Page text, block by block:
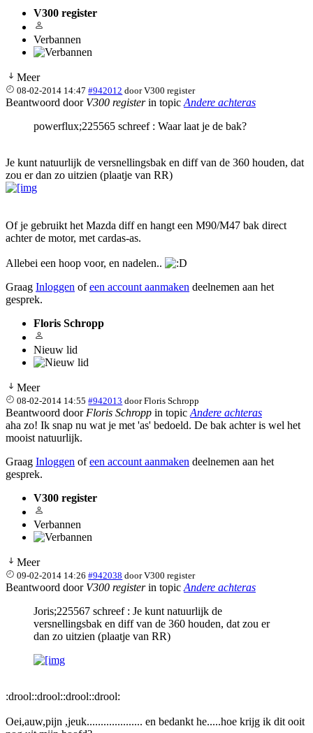
V300 register
Verbannen
Meer
08-02-2014 14:47 #942012 doorV300 register
Beantwoord door V300 registerin topic Andere achteras
powerflux;225565 schreef : Waar laat je de bak?
Je kunt natuurlijk de versnellingsbak en diff van de 360 houden, dat
zou er dan zo uitzien (plaatje van RR)
Of je gebruikt het Mazda diff en hangt een M90/M47 bak direct
achter de motor, met cardas-as.
Allebei een hoop voor, en nadelen..
Graag Inloggen ofeen account aanmaken deelnemen aan het
gesprek.
Floris Schropp
Nieuw lid
Meer
08-02-2014 14:55 #942013 doorFloris Schropp
Beantwoord door Floris Schropp in topic Andere achteras
aha zo! Ik snap nu wat je met 'as' bedoeld. De bak achter is wel het
mooist natuurlijk.
Graag Inloggen ofeen account aanmaken deelnemen aan het
gesprek.
V300 register
Verbannen
Meer
09-02-2014 14:26 #942038 doorV300 register
Beantwoord door V300 registerin topic Andere achteras
Joris;225567 schreef : Je kunt natuurlijk de
versnellingsbak en diff van de 360 houden, dat zou er
dan zo uitzien (plaatje van RR)
:drool::drool::drool::drool:
Oei,auw,pijn ,jeuk.................... en bedankt he.....hoe krijg ik dit ooit